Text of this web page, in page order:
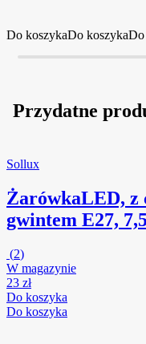
Do koszykaDo koszykaDo
Przydatne
Sollux
ŻarówkaLED, z
gwintem E27,
(2)
W magazynie
23 zł
Do koszyka
Do koszyka